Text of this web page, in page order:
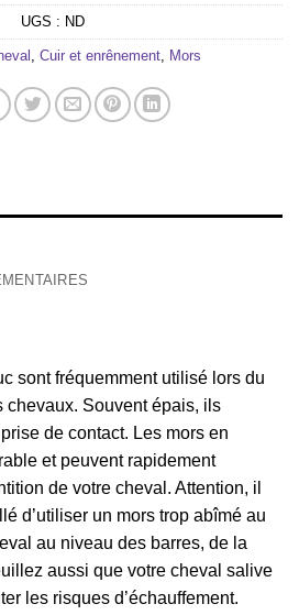
UGS : ND
Cuir et enrênement, Mors
sont fréquemment utilisé lors du
chevaux. Souvent épais, ils
de contact. Les mors en
et peuvent rapidement
de votre cheval. Attention, il
d’utiliser un mors trop abîmé au
au niveau des barres, de la
aussi que votre cheval salive
les risques d’échauffement.